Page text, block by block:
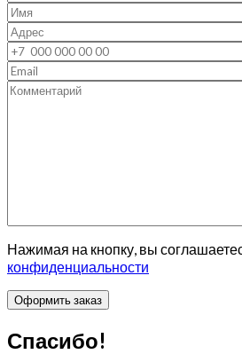
Нажимая на кнопку, вы
конфиденциальности
Спасибо!